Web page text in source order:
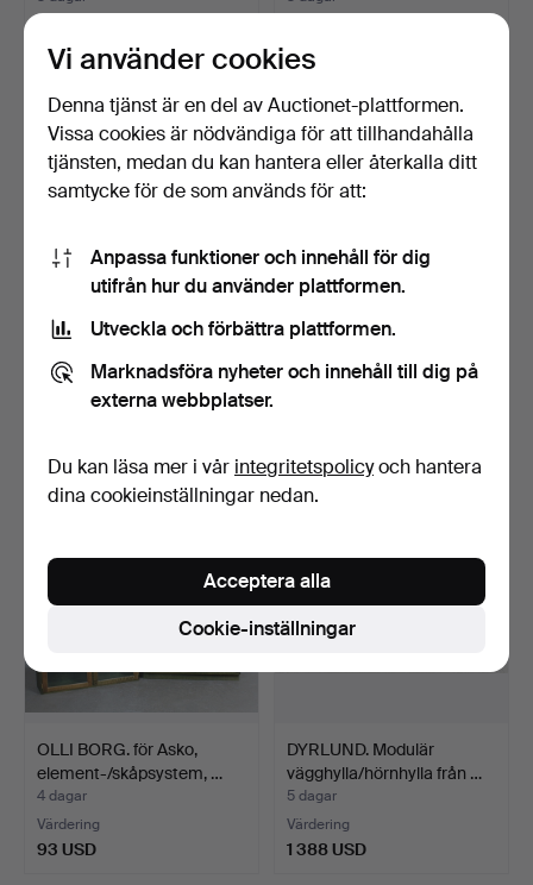
521 USD 1 850 USD
LOMAZZI. Poltronova, …
element-/skåpsystem, …
OLLI BORG. för Asko,
element-/skåpsystem, …
4 dagar
Värdering
93 USD
DYRLUND. Modulär
vägghylla/hörnhylla från …
5 dagar
Värdering
1 388 USD
Vi använder cookies
Denna tjänst är en del av Auctionet-plattformen.
Vissa cookies är nödvändiga för att tillhandahålla
tjänsten, medan du kan hantera eller återkalla ditt
samtycke för de som används för att:
Anpassa funktioner och innehåll för dig
utifrån hur du använder plattformen.
Utveckla och förbättra plattformen.
Marknadsföra nyheter och innehåll till dig på
externa webbplatser.
Du kan läsa mer i vår integritetspolicyoch hantera
dina cookieinställningar nedan.
Cookie-inställningar
Acceptera alla